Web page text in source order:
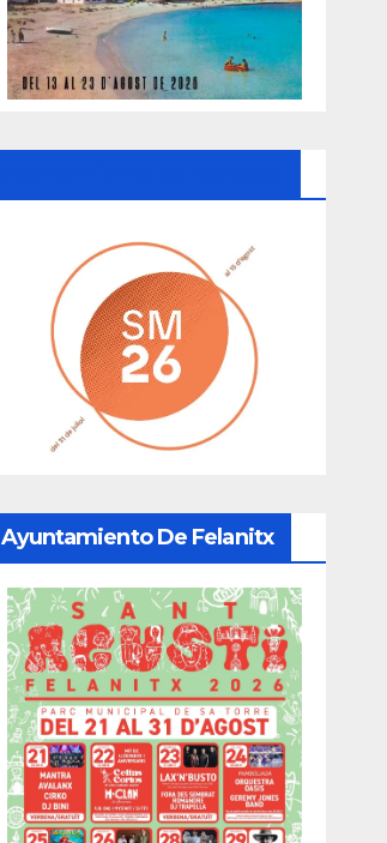
Ayuntamiento De Felanitx